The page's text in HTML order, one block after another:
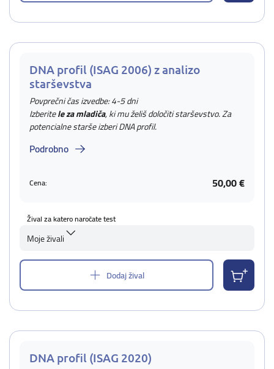
DNA profil (ISAG 2006) z analizo
starševstva
Povprečni čas izvedbe: 4-5 dni
Izberitele za mladiča, ki mu želiš določiti starševstvo. Za
potencialne starše izberi DNA profil.
Podrobno
Cena: 50,00 €
Žival za katero naročate test
Moje živali
Dodaj žival
DNA profil (ISAG 2020)